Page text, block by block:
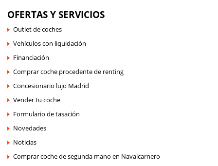
OFERTAS Y SERVICIOS
Outlet de coches
Vehículos con liquidación
Financiación
Comprar coche procedente de renting
Concesionario lujo Madrid
Vender tu coche
Formulario de tasación
Novedades
Noticias
Comprar coche de segunda mano en Navalcarnero